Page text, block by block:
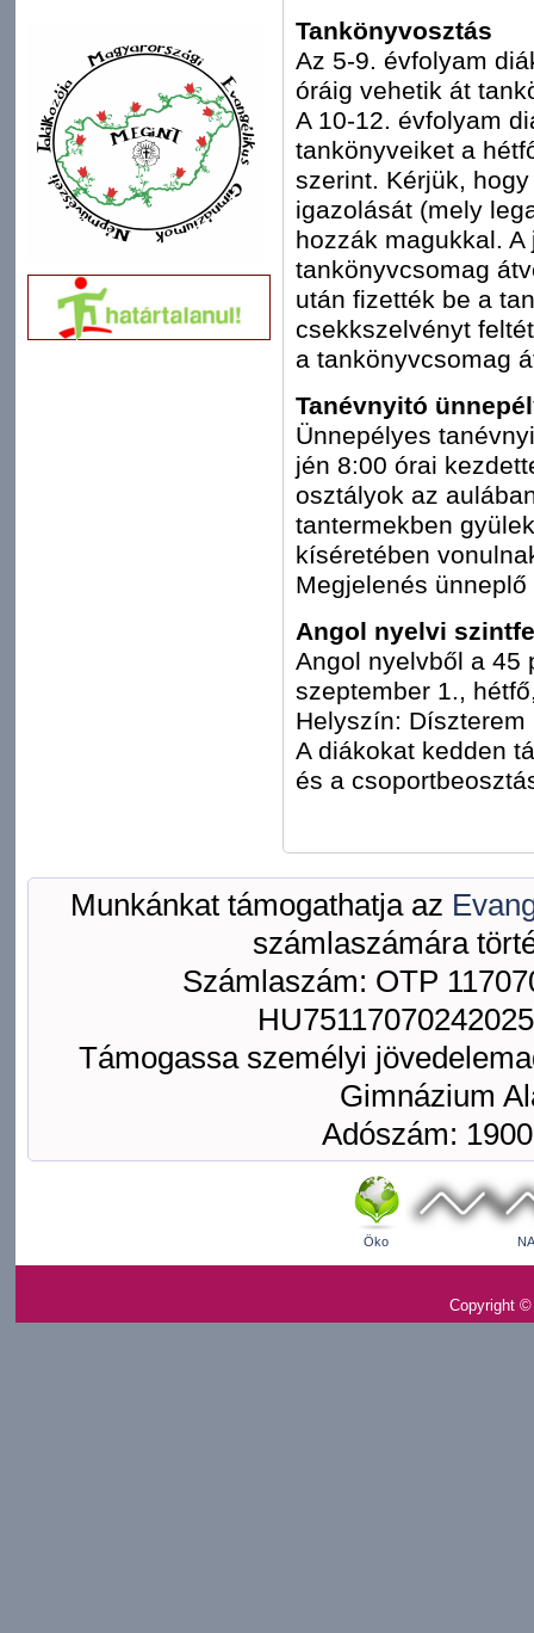
Tankönyvosztás
Az 5-9. évfolyam
óráig vehetik át
A 10-12. évfolyam
tankönyveiket a
szerint. Kérjük,
igazolását (mely
hozzák magukkal.
tankönyvcsomag
után fizették be a
csekkszelvényt
a tankönyvcsomag
Tanévnyitó
Ünnepélyes
jén 8:00 órai
osztályok az
tantermekben
kíséretében
Megjelenés ünneplő
Angol nyelvi
Angol nyelvből a 45
szeptember 1.,
Helyszín: Díszterem
A diákokat kedden
és a
Munkánkat támogathatja az
számlaszámára
Számlaszám: OTP
Támogassa személyi
Gimnázium
Adószám:
Öko
Copyright